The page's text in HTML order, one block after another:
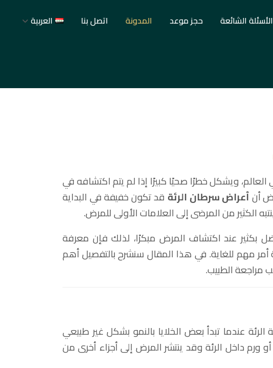
الأسئلة الشائعة حجز موعد المدونة اتصل بنا العربية
العالم، ويشكل خطرًا صحيًا كبيرًا إذا لم يتم اكتشافه في
أنأعراض سرطان الرئة قد تكون خفيفة في البداية
الكثير من المرضى إلى العلامات الأولى للمرض.
عند اكتشاف المرض مبكرًا، لذلك فإن معرفة
مهم للغاية. في هذا المقال سنشرح بالتفصيل أهم
مراجعة الطبيب.
عندما تبدأ بعض الخلايا بالنمو بشكل غير طبيعي
ورم داخل الرئة وقد ينتشر المرض إلى أجزاء أخرى من